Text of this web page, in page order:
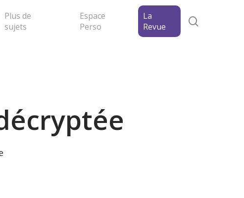
Plus de
sujets
Espace
Perso
La
Revue